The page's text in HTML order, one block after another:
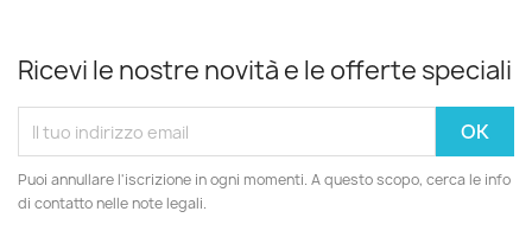
Ricevi le nostre novità e le offerte speciali
Puoi annullare l'iscrizione in ogni momenti. A questo scopo, cerca le info
di contatto nelle note legali.